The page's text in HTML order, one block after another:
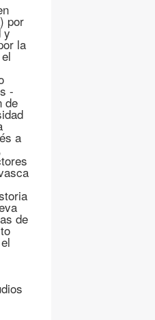
por
y
la
-
de
a
de